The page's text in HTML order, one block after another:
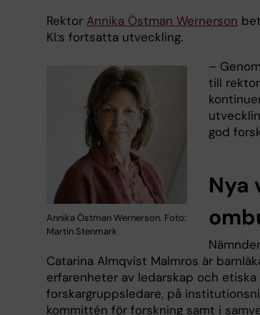
Rektor Annika Östman Wernerson
KI:s fortsatta utveckling.
Annika Östman Wernerson. Foto:
Martin Stenmark
–
till
god
Nya
Catarina Almqvist Malmros är
erfarenheter av ledarskap och etiska
forskargruppsledare, på
kommittén för forskning samt i